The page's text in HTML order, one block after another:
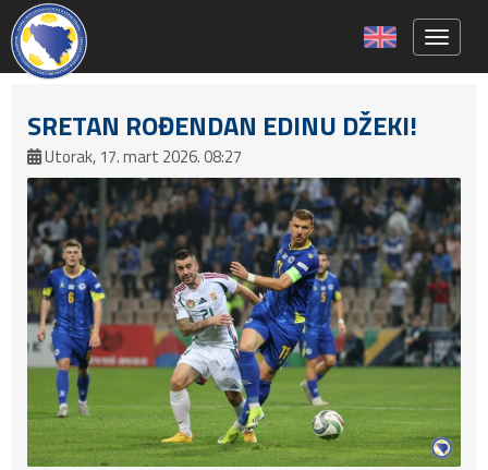
SRETAN ROĐENDAN EDINU DŽEKI!
Utorak, 17. mart 2026. 08:27